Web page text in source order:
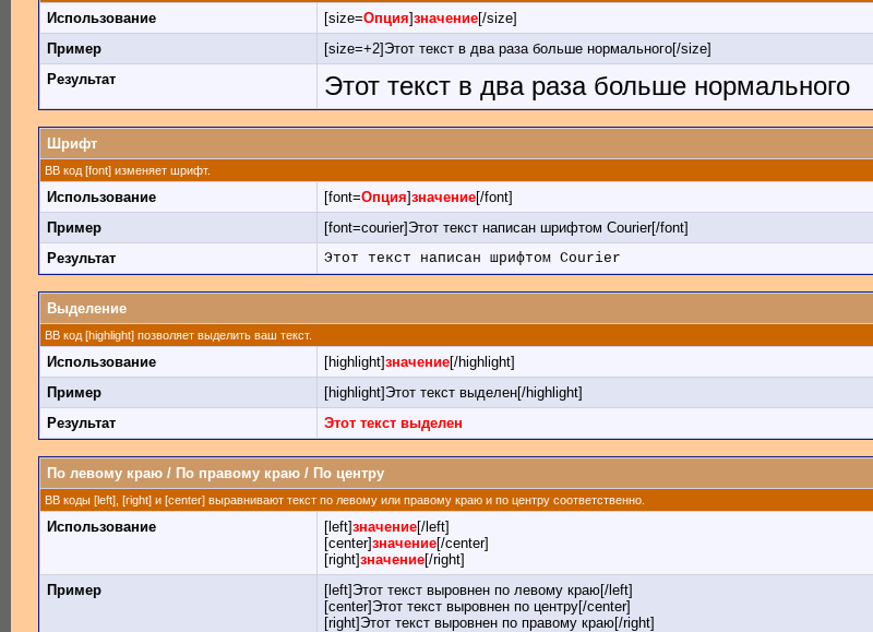
Использование [size=Опция]значение[/size]
Пример
[size=+2]Этот текст в два раза больше нормального[/size]
Результат
Этот текст в два раза больше нормального
Шрифт
BB код [font] изменяет шрифт.
Использование [font=Опция]значение[/font]
Пример
[font=courier]Этот текст написан шрифтом Courier[/font]
Результат
Этот текст написан шрифтом Courier
Выделение
BB код [highlight] позволяет выделить ваш текст.
Использование [highlight]значение[/highlight]
Пример
[highlight]Этот текст выделен[/highlight]
Результат
Этот текст выделен
По левому краю / По правому краю / По центру
BB коды [left], [right] и [center] выравнивают текст по левому или правому краю и по центру соответственно.
Использование [left]значение[/left]
[center]значение[/center]
[right]значение[/right]
Пример
[left]Этот текст выровнен по левому краю[/left]
[center]Этот текст выровнен по центру[/center]
[right]Этот текст выровнен по правому краю[/right]